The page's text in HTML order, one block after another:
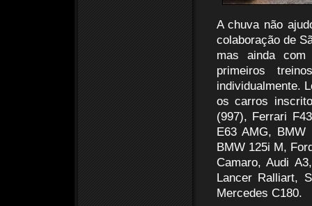
A chuva não
colaboração de
mas ainda
primeiros
individualmente.
os carros
(997), Ferrari
E63 AMG,
BMW 125i M,
Camaro, Audi
Lancer Ralliart,
Mercedes C180.